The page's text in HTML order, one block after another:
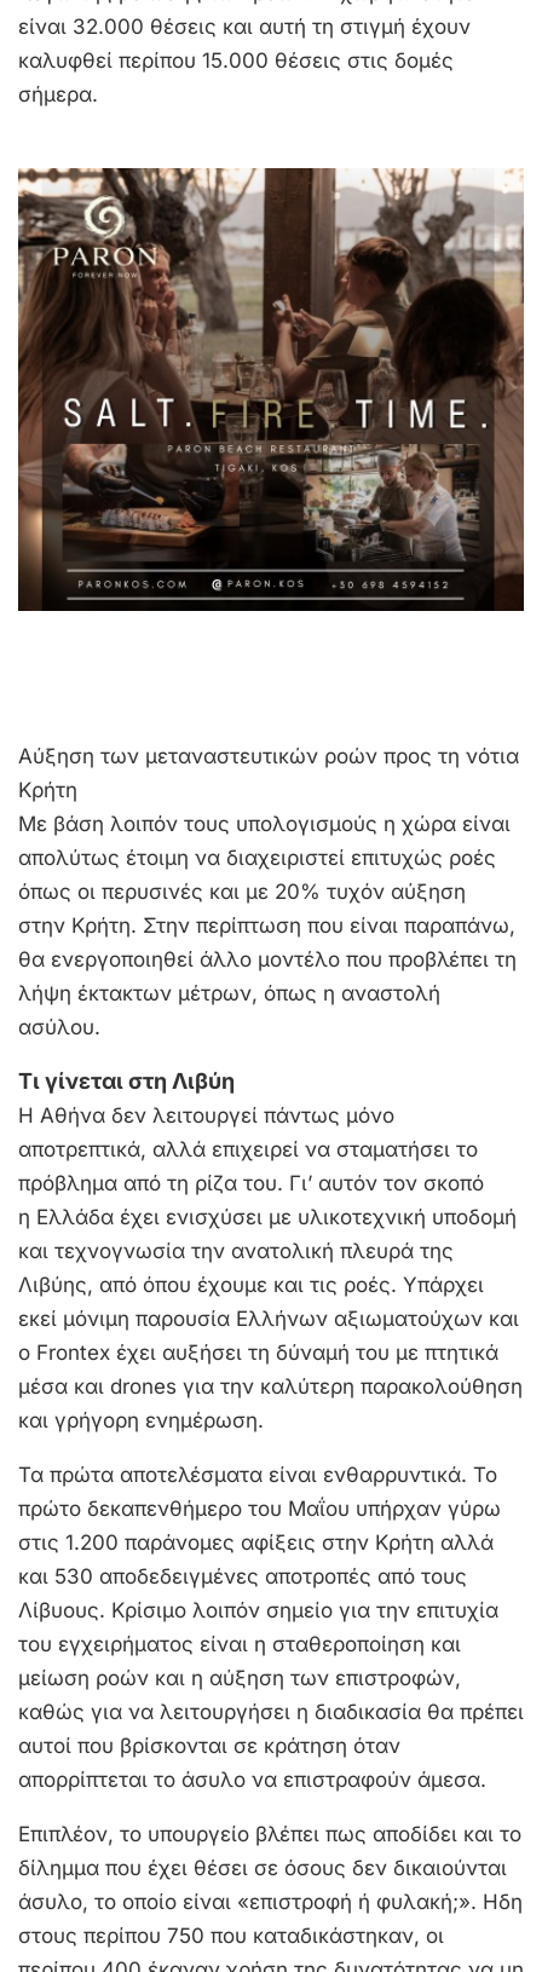
είναι 32.000 θέσεις και αυτή τη στιγμή έχουν
καλυφθεί περίπου 15.000 θέσεις στις δομές
σήμερα.
Aύξηση των μεταναστευτικών ροών προς τη νότια
Κρήτη
Με βάση λοιπόν τους υπολογισμούς η χώρα είναι
απολύτως έτοιμη να διαχειριστεί επιτυχώς ροές
όπως οι περυσινές και με 20% τυχόν αύξηση
στην Κρήτη. Στην περίπτωση που είναι παραπάνω,
θα ενεργοποιηθεί άλλο μοντέλο που προβλέπει τη
λήψη έκτακτων μέτρων, όπως η αναστολή
ασύλου.
Τι γίνεται στη Λιβύη
Η Αθήνα δεν λειτουργεί πάντως μόνο
αποτρεπτικά, αλλά επιχειρεί να σταματήσει το
πρόβλημα από τη ρίζα του. Γι’ αυτόν τον σκοπό
η Ελλάδα έχει ενισχύσει με υλικοτεχνική υποδομή
και τεχνογνωσία την ανατολική πλευρά της
Λιβύης, από όπου έχουμε και τις ροές. Υπάρχει
εκεί μόνιμη παρουσία Ελλήνων αξιωματούχων και
ο Frοntex έχει αυξήσει τη δύναμή του με πτητικά
μέσα και drones για την καλύτερη παρακολούθηση
και γρήγορη ενημέρωση.
Τα πρώτα αποτελέσματα είναι ενθαρρυντικά. Το
πρώτο δεκαπενθήμερο του Μαΐου υπήρχαν γύρω
στις 1.200 παράνομες αφίξεις στην Κρήτη αλλά
και 530 αποδεδειγμένες αποτροπές από τους
Λίβυους. Κρίσιμο λοιπόν σημείο για την επιτυχία
του εγχειρήματος είναι η σταθεροποίηση και
μείωση ροών και η αύξηση των επιστροφών,
καθώς για να λειτουργήσει η διαδικασία θα πρέπει
αυτοί που βρίσκονται σε κράτηση όταν
απορρίπτεται το άσυλο να επιστραφούν άμεσα.
Επιπλέον, το υπουργείο βλέπει πως αποδίδει και το
δίλημμα που έχει θέσει σε όσους δεν δικαιούνται
άσυλο, το οποίο είναι «επιστροφή ή φυλακή;». Ηδη
στους περίπου 750 που καταδικάστηκαν, οι